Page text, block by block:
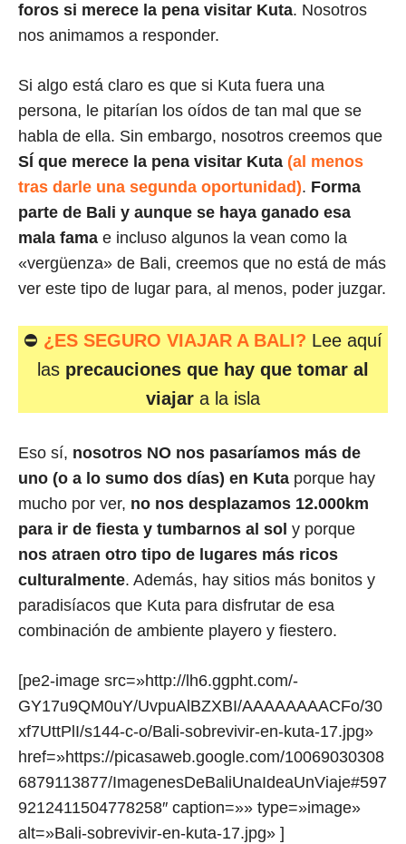
foros si merece la pena visitar Kuta. Nosotros
nos animamos a responder.
Si algo está claro es que si Kuta fuera una
persona, le pitarían los oídos de tan mal que se
habla de ella. Sin embargo, nosotros creemos que
SÍ que merece la pena visitar Kuta (al menos
tras darle una segunda oportunidad). Forma
parte de Bali y aunque se haya ganado esa
mala fama e incluso algunos la vean como la
«vergüenza» de Bali, creemos que no está de más
ver este tipo de lugar para, al menos, poder juzgar.
⛔ ¿ES SEGURO VIAJAR A BALI? Lee aquí
las precauciones que hay que tomar al
viajar a la isla
Eso sí, nosotros NO nos pasaríamos más de
uno (o a lo sumo dos días) en Kuta porque hay
mucho por ver, no nos desplazamos 12.000km
para ir de fiesta y tumbarnos al sol y porque
nos atraen otro tipo de lugares más ricos
culturalmente. Además, hay sitios más bonitos y
paradisíacos que Kuta para disfrutar de esa
combinación de ambiente playero y fiestero.
[pe2-image src=»http://lh6.ggpht.com/-
GY17u9QM0uY/UvpuAlBZXBI/AAAAAAAACFo/30
xf7UttPlI/s144-c-o/Bali-sobrevivir-en-kuta-17.jpg»
href=»https://picasaweb.google.com/10069030308
6879113877/ImagenesDeBaliUnaIdeaUnViaje#597
9212411504778258″ caption=»» type=»image»
alt=»Bali-sobrevivir-en-kuta-17.jpg» ]